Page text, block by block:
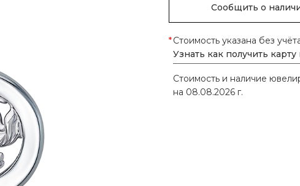
Сообщить о
*Стоимость указана без
Узнать как получить
Стоимость и наличие
на 08.08.2026 г.